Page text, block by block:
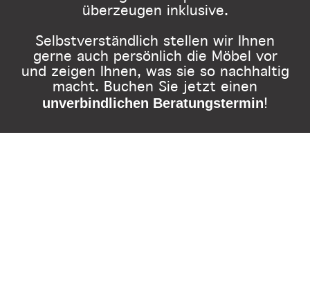
überzeugen inklusive.
Selbstverständlich stellen wir Ihnen
gerne auch persönlich die Möbel vor
und zeigen Ihnen, was sie so nachhaltig
macht. Buchen Sie jetzt einen
unverbindlichen Beratungstermin!